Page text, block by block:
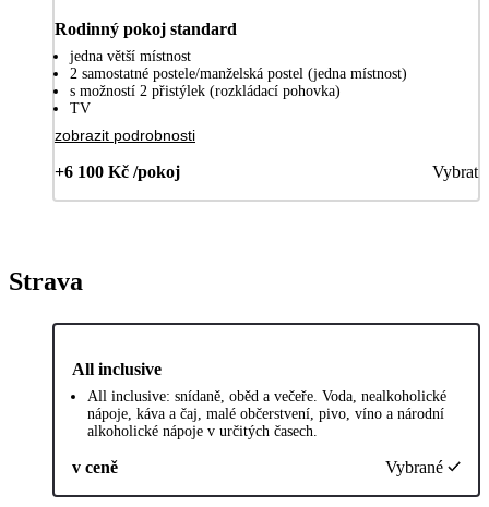
Rodinný pokoj standard
jedna větší místnost
2 samostatné postele/manželská postel (jedna místnost)
s možností 2 přistýlek (rozkládací pohovka)
TV
zobrazit podrobnosti
+6 100 Kč /pokoj Vybrat
Strava
All inclusive
All inclusive: snídaně, oběd a večeře. Voda, nealkoholické
nápoje, káva a čaj, malé občerstvení, pivo, víno a národní
alkoholické nápoje v určitých časech.
v ceně Vybrané